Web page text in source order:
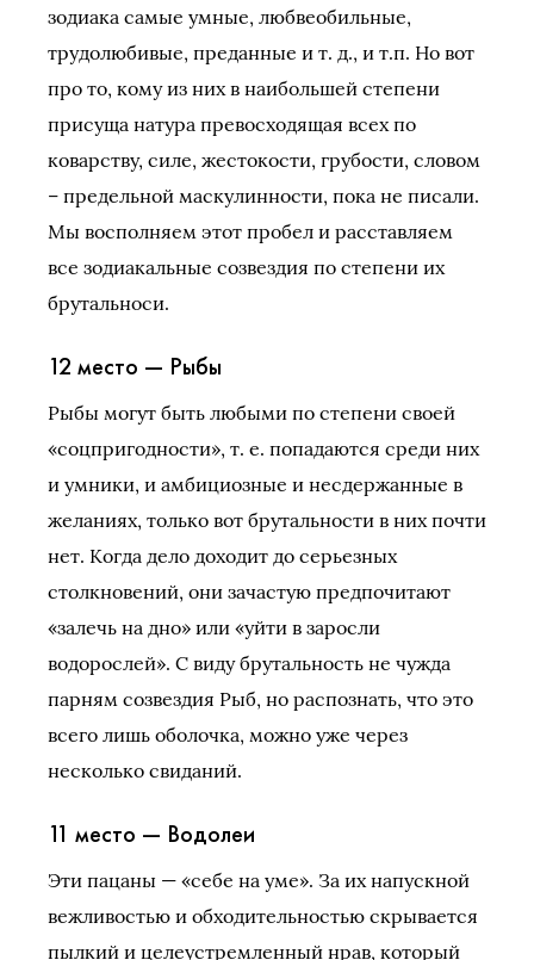
зодиака самые умные, любвеобильные,
трудолюбивые, преданные и т. д., и т.п. Но вот
про то, кому из них в наибольшей степени
присуща натура превосходящая всех по
коварству, силе, жестокости, грубости, словом
– предельной маскулинности, пока не писали.
Мы восполняем этот пробел и расставляем
все зодиакальные созвездия по степени их
брутальноси.
12 место — Рыбы
Рыбы могут быть любыми по степени своей
«соцпригодности», т. е. попадаются среди них
и умники, и амбициозные и несдержанные в
желаниях, только вот брутальности в них почти
нет. Когда дело доходит до серьезных
столкновений, они зачастую предпочитают
«залечь на дно» или «уйти в заросли
водорослей». С виду брутальность не чужда
парням созвездия Рыб, но распознать, что это
всего лишь оболочка, можно уже через
несколько свиданий.
11 место — Водолеи
Эти пацаны — «себе на уме». За их напускной
вежливостью и обходительностью скрывается
пылкий и целеустремленный нрав, который